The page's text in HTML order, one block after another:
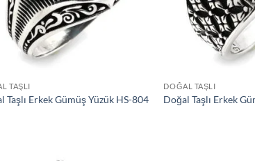
TAŞLI
Taşlı Erkek Gümüş Yüzük HS-804
DOĞAL TAŞLI
Doğal Taşlı Erkek